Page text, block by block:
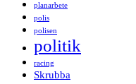
planarbete
polis
polisen
politik
racing
Skrubba